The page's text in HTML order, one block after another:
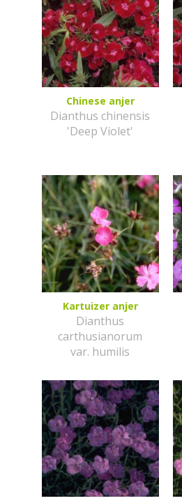
Chinese anjer
Dianthus chinensis
'Deep Violet'
Kartuizer anjer
Dianthus
carthusianorum
var. humilis